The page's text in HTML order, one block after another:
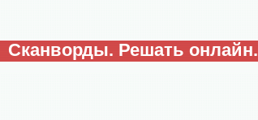
Сканворды. Решать онлайн.